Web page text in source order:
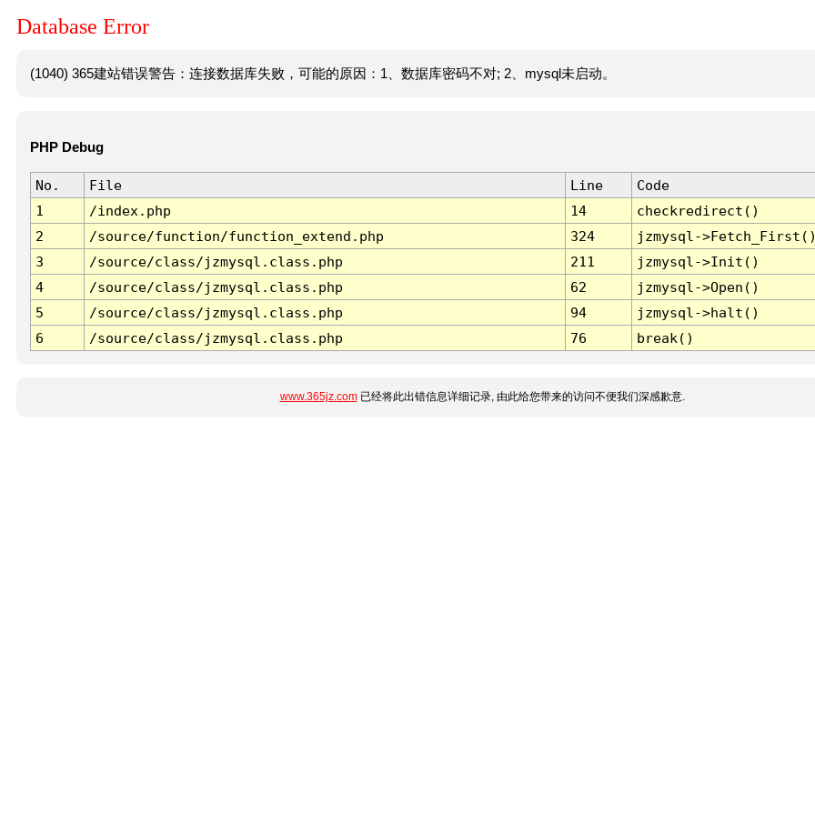
Database Error
(1040) 365建站错误警告：连接数据库失败，可能的原因：1、数据库密码不对; 2、mysql未启动。
PHP Debug
No. File Line
Code
1
/index.php 14
checkredirect()
2
/source/function/function_extend.php 324
jzmysql-
3
/source/class/jzmysql.class.php 211
jzmysql->Init()
4
/source/class/jzmysql.class.php 62
jzmysql->Open()
5
/source/class/jzmysql.class.php 94
jzmysql->halt()
6
/source/class/jzmysql.class.php 76 break()
www.365jz.com已经将此出错信息详细记录, 由此给您带来的访问不便我们深感歉意.